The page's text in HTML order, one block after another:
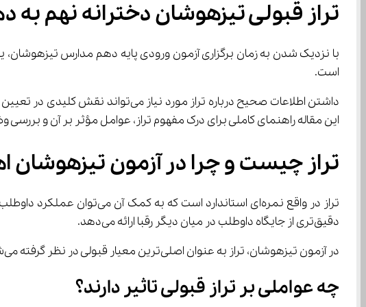
تراز قبولی تیزهوشان دخترانه نهم به
با نزدیک شدن به زمان برگزاری آزمون ورودی پایه دهم مدارس تیزهوشان، یکی از دغدغه‌های اصلی دانش‌آموزان و
است.
این مقاله راهنمای کاملی برای درک مفهوم تراز، عوامل مؤثر بر آن و
تراز چیست و چرا در آزمون تیزهوشان
دقیق‌تری از جایگاه داوطلب در میان دیگر رقبا ارائه می‌دهد.
در آزمون تیزهوشان، تراز به عنوان اصلی‌ترین معیار قبولی در نظر گرفته می‌شود. طبیعتاً، هر چه تراز شما بالاتر باشد، احتمال قبولی در مدارس برتر شهر آذربایجان غربی نیز بیشتر خواهد بود.
چه عواملی بر تراز قبولی تاثیر دارند؟